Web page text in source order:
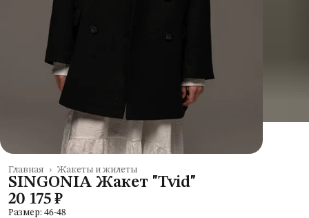
Жакеты и жилеты
Главная ›
SINGONIA Жакет "Tvid"
20 175 ₽
Размер: 46-48